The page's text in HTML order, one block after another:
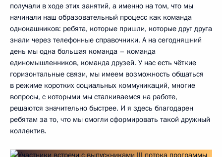
получали в ходе этих занятий, а именно на том, что мы
начинали наш образовательный процесс как команда
однокашников: ребята, которые пришли, которые друг друга
знали через телефонные справочники. А на сегодняшний
день мы одна большая команда – команда
единомышленников, команда друзей. У нас есть чёткие
горизонтальные связи, мы имеем возможность общаться
в режиме коротких социальных коммуникаций, многие
вопросы, с которыми мы сталкиваемся на работе,
решаются значительно быстрее. И я здесь благодарен
ребятам за то, что мы смогли сформировать такой дружный
коллектив.